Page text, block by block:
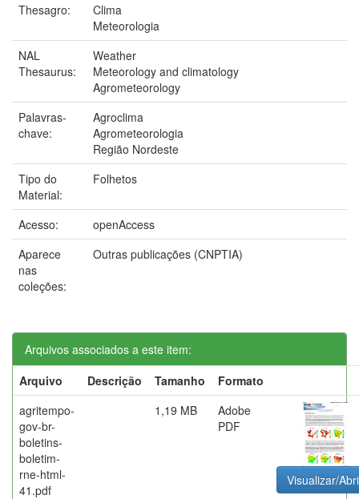
Thesagro:
Clima
Meteorologia
NAL
Thesaurus:
Weather
Meteorology and climatology
Agrometeorology
Palavras-
chave:
Agroclima
Agrometeorologia
Região Nordeste
Tipo do
Material:
Folhetos
Acesso:
openAccess
Aparece
nas
coleções:
Outras publicações (CNPTIA)
Arquivos associados a este item:
Arquivo
Descrição Tamanho
Formato
agritempo-
gov-br-
boletins-
boletim-
rne-html-
41.pdf
1,19 MB
Adobe
PDF
Visualizar/